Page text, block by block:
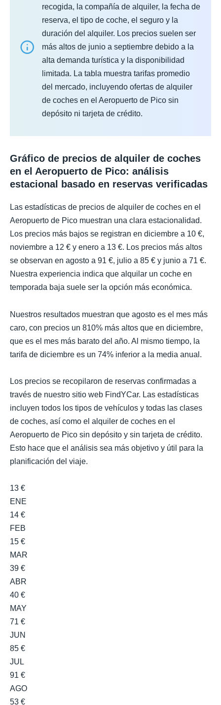
recogida, la compañía de alquiler, la fecha de
reserva, el tipo de coche, el seguro y la
duración del alquiler. Los precios suelen ser
más altos de junio a septiembre debido a la
alta demanda turística y la disponibilidad
limitada. La tabla muestra tarifas promedio
del mercado, incluyendo ofertas de alquiler
de coches en el Aeropuerto de Pico sin
depósito ni tarjeta de crédito.
Gráfico de precios de alquiler de coches
en el Aeropuerto de Pico: análisis
estacional basado en reservas verificadas
Las estadísticas de precios de alquiler de coches en el
Aeropuerto de Pico muestran una clara estacionalidad.
Los precios más bajos se registran en diciembre a 10 €,
noviembre a 12 € y enero a 13 €. Los precios más altos
se observan en agosto a 91 €, julio a 85 € y junio a 71 €.
Nuestra experiencia indica que alquilar un coche en
temporada baja suele ser la opción más económica.
Nuestros resultados muestran que agosto es el mes más
caro, con precios un 810% más altos que en diciembre,
que es el mes más barato del año. Al mismo tiempo, la
tarifa de diciembre es un 74% inferior a la media anual.
Los precios se recopilaron de reservas confirmadas a
través de nuestro sitio web FindYCar. Las estadísticas
incluyen todos los tipos de vehículos y todas las clases
de coches, así como el alquiler de coches en el
Aeropuerto de Pico sin depósito y sin tarjeta de crédito.
Esto hace que el análisis sea más objetivo y útil para la
planificación del viaje.
13 €
ENE
14 €
FEB
15 €
MAR
39 €
ABR
40 €
MAY
71 €
JUN
85 €
JUL
91 €
AGO
53 €